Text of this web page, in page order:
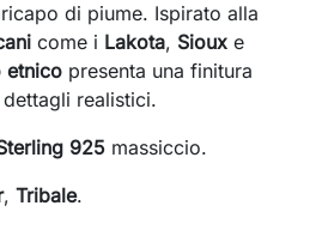
di piume. Ispirato alla
come i Lakota, Sioux e
etnico presenta una finitura
realistici.
925 massiccio.
,Tribale.